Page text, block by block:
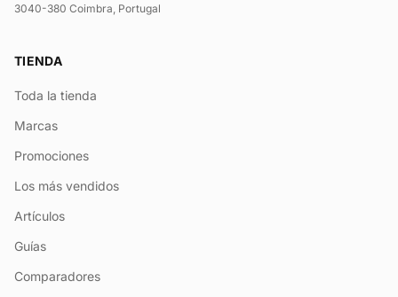
3040-380 Coimbra, Portugal
TIENDA
Toda la tienda
Marcas
Promociones
Los más vendidos
Artículos
Guías
Comparadores